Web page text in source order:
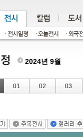
2024년 9월
01 02 03